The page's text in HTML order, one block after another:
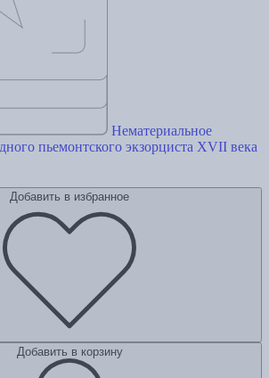
Нематериальное
пьемонтского экзорциста XVII века
Добавить в избранное
Добавить в корзину